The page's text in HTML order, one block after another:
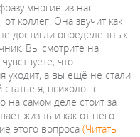
многие из нас
коллег. Она звучит как
достигли определённых
Вы смотрите на
что
уходит, а вы ещё не стали
я, психолог с
на самом деле стоит за
жизнь и как от него
этого вопроса (Читать